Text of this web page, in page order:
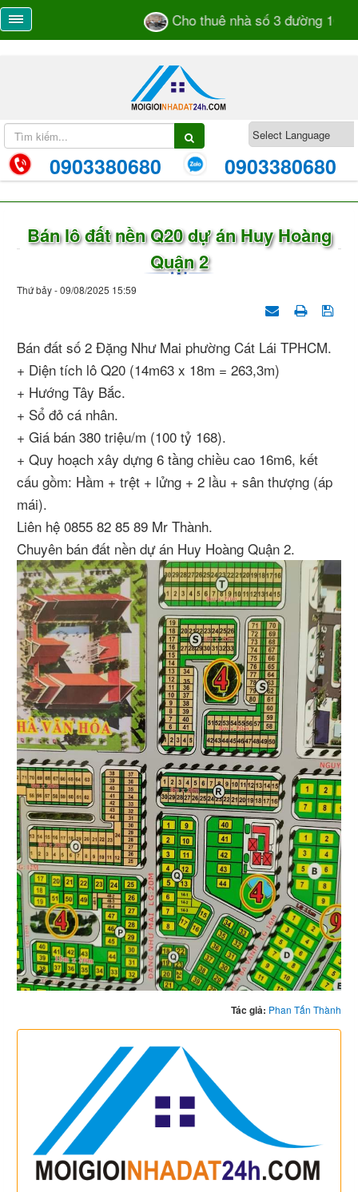
Cho thuê nhà số 3 đường 105
0903380680 0903380680
Bán lô đất nền Q20 dự án Huy Hoàng
Quận 2
Thứ bảy - 09/08/2025 15:59
Bán đất số 2 Đặng Như Mai phường Cát Lái TPHCM.
+ Diện tích lô Q20 (14m63 x 18m = 263,3m)
+ Hướng Tây Bắc.
+ Sổ đỏ cá nhân.
+ Giá bán 380 triệu/m (100 tỷ 168).
+ Quy hoạch xây dựng 6 tầng chiều cao 16m6, kết
cấu gồm: Hầm + trệt + lửng + 2 lầu + sân thượng (áp
mái).
Liên hệ 0855 82 85 89 Mr Thành.
Chuyên bán đất nền dự án Huy Hoàng Quận 2.
Tác giả: Phan Tấn Thành